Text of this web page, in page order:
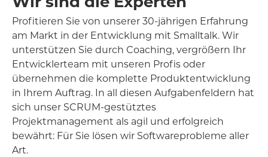
Profitieren Sie von unserer 30-jährigen Erfahrung
am Markt in der Entwicklung mit Smalltalk. Wir
unterstützen Sie durch Coaching, vergrößern Ihr
Entwicklerteam mit unseren Profis oder
übernehmen die komplette Produktentwicklung
in Ihrem Auftrag. In all diesen Aufgabenfeldern hat
sich unser SCRUM-gestütztes
Projektmanagement als agil und erfolgreich
bewährt: Für Sie lösen wir Softwareprobleme aller
Art.